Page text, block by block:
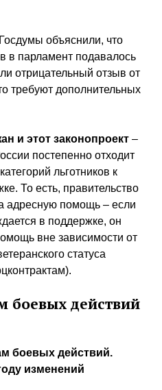
объяснили, что
в парламент подавалось
отрицательный отзыв от
требуют дополнительных
и этот законопроект–
постепенно отходит
льготников к
То есть, правительство
адресную помощь – если
в поддержке, он
вне зависимости от
статуса
боевых действий
боевых действий.
изменений